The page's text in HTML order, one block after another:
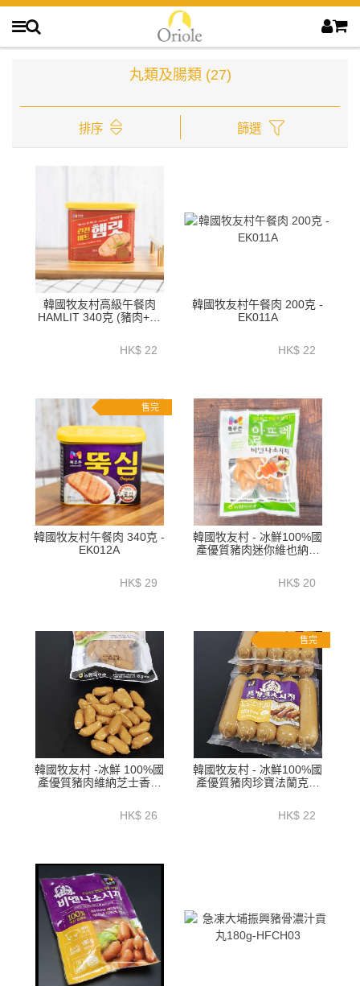
丸類及腸類 (27)
排序 篩選
韓國牧友村高級午餐肉
HAMLIT 340克 (豬肉+雞
HK$ 22
韓國牧友村午餐肉 200克 -
EK011A
HK$ 22
售完
韓國牧友村午餐肉 340克 -
EK012A
HK$ 29
韓國牧友村 - 冰鮮100%國
產優質豬肉迷你維也納香
HK$ 20
韓國牧友村 -冰鮮 100%國
產優質豬肉維納芝士香腸
HK$ 26
售完
韓國牧友村 - 冰鮮100%國
產優質豬肉珍寶法蘭克福
HK$ 22